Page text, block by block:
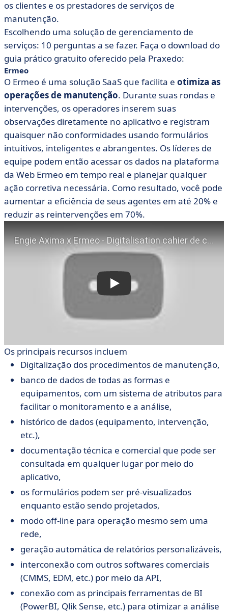
os clientes e os prestadores de serviços de
manutenção.
Escolhendo uma solução de gerenciamento de
serviços: 10 perguntas a se fazer. Faça o download do
guia prático gratuito oferecido pela Praxedo:
Ermeo
O Ermeo é uma solução SaaS que facilita e otimiza as
operações de manutenção. Durante suas rondas e
intervenções, os operadores inserem suas
observações diretamente no aplicativo e registram
quaisquer não conformidades usando formulários
intuitivos, inteligentes e abrangentes. Os líderes de
equipe podem então acessar os dados na plataforma
da Web Ermeo em tempo real e planejar qualquer
ação corretiva necessária. Como resultado, você pode
aumentar a eficiência de seus agentes em até 20% e
reduzir as reintervenções em 70%.
Os principais recursos incluem
Digitalização dos procedimentos de manutenção,
banco de dados de todas as formas e
equipamentos, com um sistema de atributos para
facilitar o monitoramento e a análise,
histórico de dados (equipamento, intervenção,
etc.),
documentação técnica e comercial que pode ser
consultada em qualquer lugar por meio do
aplicativo,
os formulários podem ser pré-visualizados
enquanto estão sendo projetados,
modo off-line para operação mesmo sem uma
rede,
geração automática de relatórios personalizáveis,
interconexão com outros softwares comerciais
(CMMS, EDM, etc.) por meio da API,
conexão com as principais ferramentas de BI
(PowerBI, Qlik Sense, etc.) para otimizar a análise